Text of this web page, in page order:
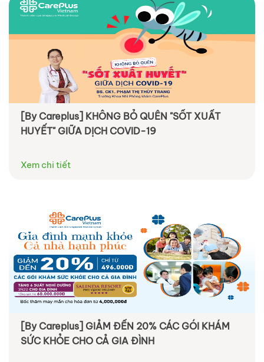
[By Careplus] KHÔNG BỎ QUÊN "SỐT XUẤT
HUYẾT" GIỮA DỊCH COVID-19
Xem chi tiết
[By Careplus] GIẢM ĐẾN 20% CÁC GÓI KHÁM
SỨC KHỎE CHO CẢ GIA ĐÌNH